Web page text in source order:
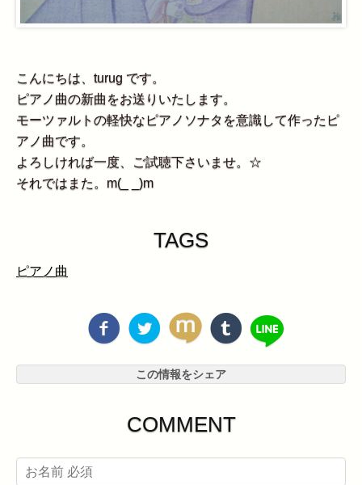
こんにちは、turug です。
ピアノ曲の新曲をお送りいたします。
モーツァルトの軽快なピアノソナタを意識して作ったピ
アノ曲です。
よろしければ一度、ご試聴下さいませ。☆
それではまた。m(_ _)m
TAGS
ピアノ曲
この情報をシェア
COMMENT